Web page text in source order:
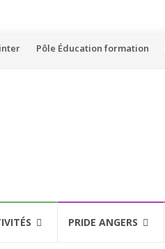
Pôle Éducation formation
PRIDE ANGERS